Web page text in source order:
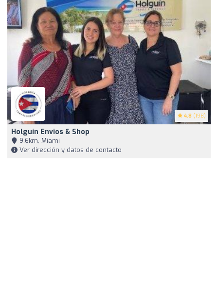
4.8 (198)
Holguín Envios & Shop
9,6km, Miami
Ver dirección y datos de contacto